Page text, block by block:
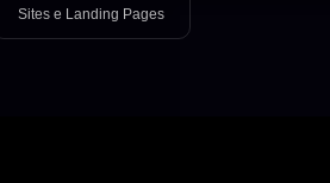
Sites e Landing Pages